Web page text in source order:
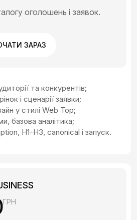
оголошень і заявок.
ЗАРАЗ
та конкурентів;
і сценарії заявки;
у стилі Web Top;
базова аналітика;
H1-H3, canonical і запуск.
ГРН